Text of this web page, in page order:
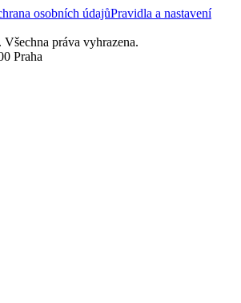
osobních údajůPravidla a nastavení
práva vyhrazena.
Praha